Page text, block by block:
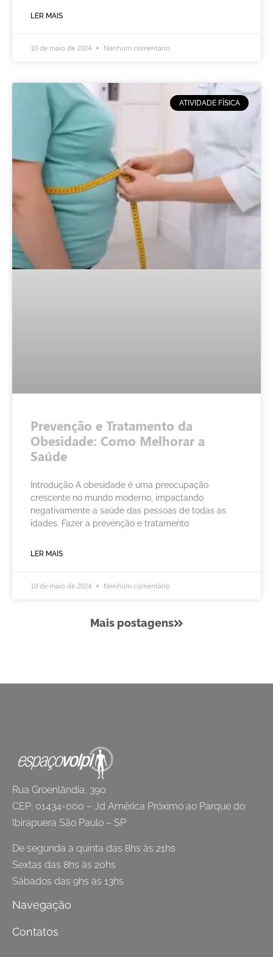
LER MAIS
10 de maio de 2024 Nenhum comentário
ATIVIDADE FÍSICA
Prevenção e Tratamento da
Obesidade: Como Melhorar a
Saúde
Introdução A obesidade é uma preocupação
crescente no mundo moderno, impactando
negativamente a saúde das pessoas de todas as
idades. Fazer a prevenção e tratamento
LER MAIS
10 de maio de 2024 Nenhum comentário
Mais postagens
Rua Groenlândia, 390
CEP: 01434-000 – Jd América Próximo ao Parque do
Ibirapuera São Paulo – SP
De segunda a quinta das 8hs às 21hs
Sextas das 8hs às 20hs
Sábados das 9hs às 13hs
Navegação
Contatos